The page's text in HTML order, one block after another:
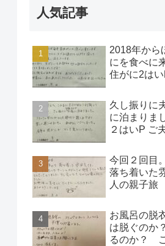
人気記事
2018年から
にを食べに
住がに2は
久し振りに
に泊まりま
２はいP ご
今回２回目
落ち着いた
人の親子旅
お風呂の脱
は脱ぐのか
るのか？